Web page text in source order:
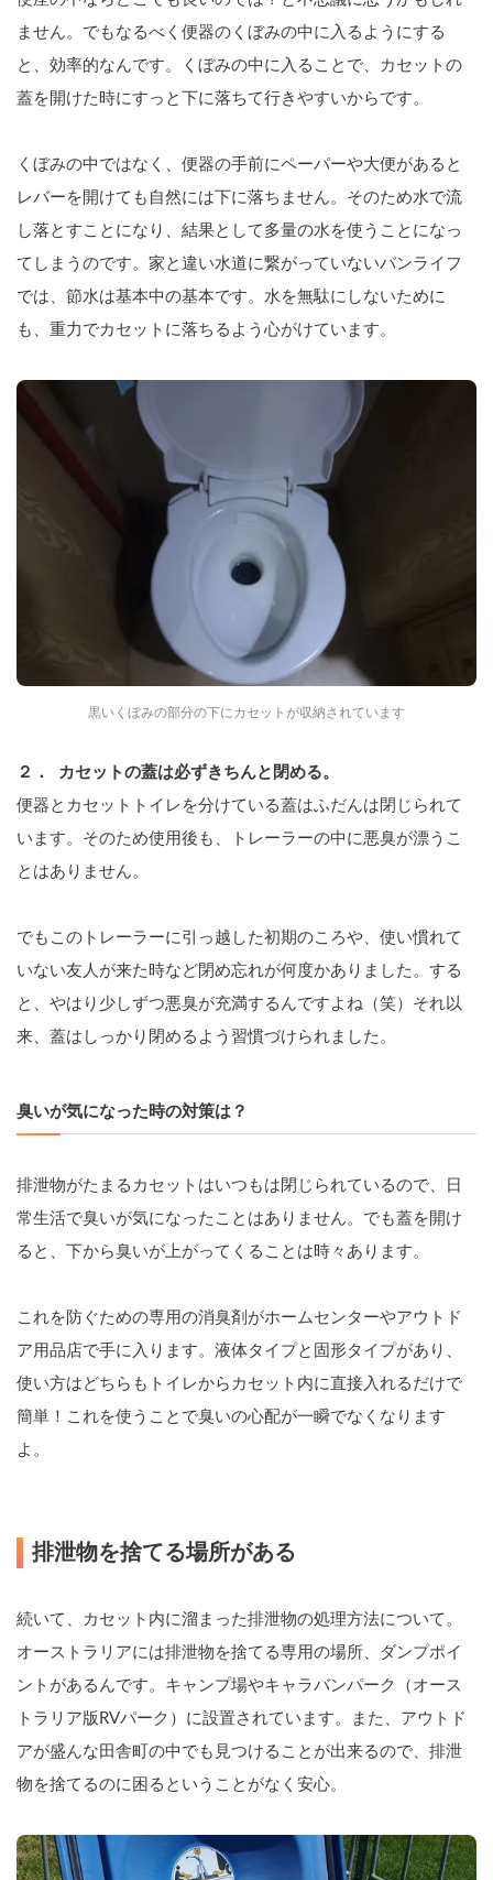
ません。でもなるべく便器のくぼみの中に入るようにする
と、効率的なんです。くぼみの中に入ることで、カセットの
蓋を開けた時にすっと下に落ちて行きやすいからです。
くぼみの中ではなく、便器の手前にペーパーや大便があると
レバーを開けても自然には下に落ちません。そのため水で流
し落とすことになり、結果として多量の水を使うことになっ
てしまうのです。家と違い水道に繋がっていないバンライフ
では、節水は基本中の基本です。水を無駄にしないために
も、重力でカセットに落ちるよう心がけています。
黒いくぼみの部分の下にカセットが収納されています
２．  カセットの蓋は必ずきちんと閉める。
便器とカセットトイレを分けている蓋はふだんは閉じられて
います。そのため使用後も、トレーラーの中に悪臭が漂うこ
とはありません。
でもこのトレーラーに引っ越した初期のころや、使い慣れて
いない友人が来た時など閉め忘れが何度かありました。する
と、やはり少しずつ悪臭が充満するんですよね（笑）それ以
来、蓋はしっかり閉めるよう習慣づけられました。
臭いが気になった時の対策は？
排泄物がたまるカセットはいつもは閉じられているので、日
常生活で臭いが気になったことはありません。でも蓋を開け
ると、下から臭いが上がってくることは時々あります。
これを防ぐための専用の消臭剤がホームセンターやアウトド
ア用品店で手に入ります。液体タイプと固形タイプがあり、
使い方はどちらもトイレからカセット内に直接入れるだけで
簡単！これを使うことで臭いの心配が一瞬でなくなります
よ。
排泄物を捨てる場所がある
続いて、カセット内に溜まった排泄物の処理方法について。
オーストラリアには排泄物を捨てる専用の場所、ダンプポイ
ントがあるんです。キャンプ場やキャラバンパーク（オース
トラリア版RVパーク）に設置されています。また、アウトド
アが盛んな田舎町の中でも見つけることが出来るので、排泄
物を捨てるのに困るということがなく安心。